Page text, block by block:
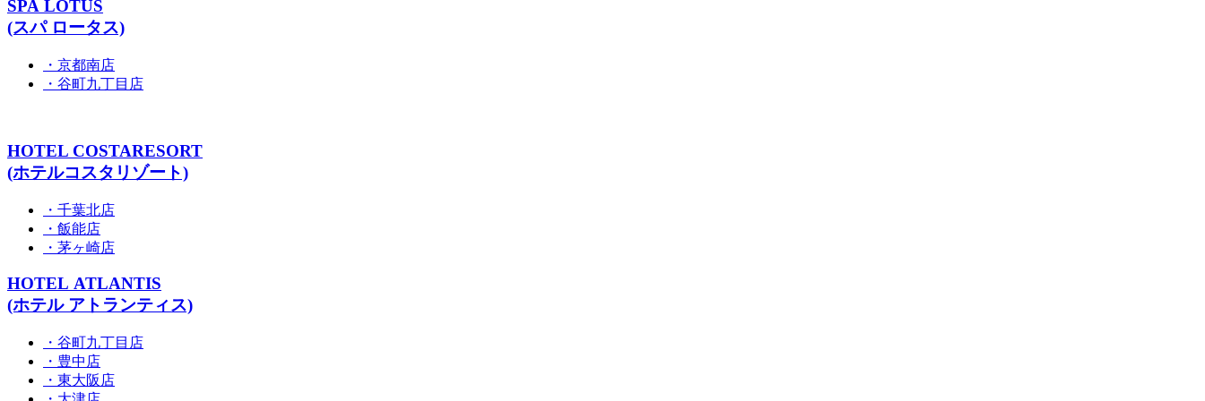
SPA LOTUS
(スパ ロータス)
・京都南店
・谷町九丁目店
HOTEL COSTARESORT
(ホテルコスタリゾート)
・千葉北店
・飯能店
・茅ヶ崎店
HOTEL ATLANTIS
(ホテル アトランティス)
・谷町九丁目店
・豊中店
・東大阪店